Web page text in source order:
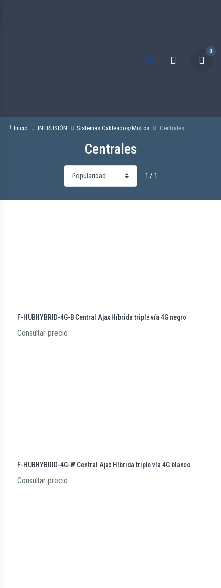
0
Inicio INTRUSIÓN Sistemas Cableados/Mixtos Centrales
Centrales
1 / 1
F-HUBHYBRID-4G-B Central Ajax Híbrida triple vía 4G negro
Consultar precio
F-HUBHYBRID-4G-W Central Ajax Híbrida triple vía 4G blanco
Consultar precio